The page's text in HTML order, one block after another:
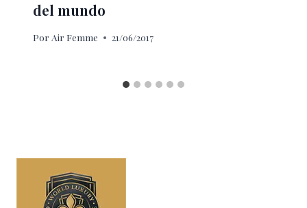
del mundo
Por Air Femme 21/06/2017